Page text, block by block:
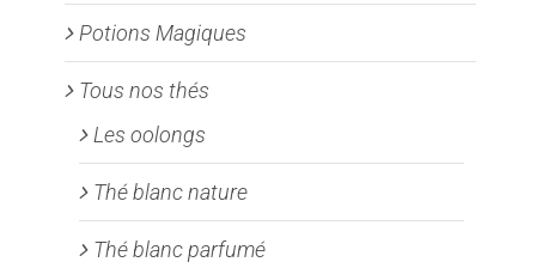
Potions Magiques
Tous nos thés
Les oolongs
Thé blanc nature
Thé blanc parfumé